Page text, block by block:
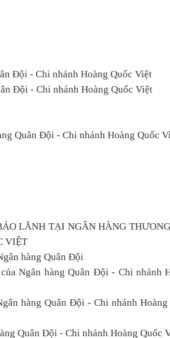
Đội - Chi nhánh Hoàng Quốc Việt
Đội - Chi nhánh Hoàng Quốc Việt
Quân Đội - Chi nhánh Hoàng Quốc
LÃNH TẠI NGÂN HÀNG
VIỆT
hàng Quân Đội
Ngân hàng Quân Đội - Chi nhánh
hàng Quân Đội - Chi nhánh Hoàng
Quân Đội - Chi nhánh Hoàng Quốc